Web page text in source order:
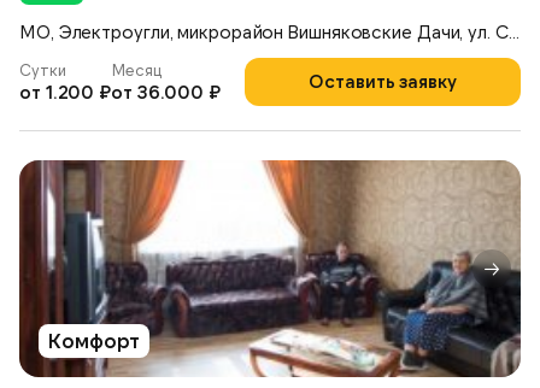
МО, Электроугли, микрорайон Вишняковские Дачи, ул. Советская, 10
Оставить заявку
Сутки
от 1.200 ₽
Месяц
от 36.000 ₽
Комфорт